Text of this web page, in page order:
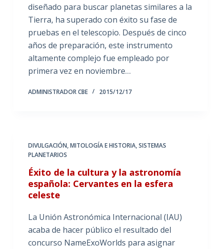
diseñado para buscar planetas similares a la
Tierra, ha superado con éxito su fase de
pruebas en el telescopio. Después de cinco
años de preparación, este instrumento
altamente complejo fue empleado por
primera vez en noviembre…
ADMINISTRADOR CBE 2015/12/17
DIVULGACIÓN,MITOLOGÍA E HISTORIA,SISTEMAS
PLANETARIOS
Éxito de la cultura y la astronomía
española: Cervantes en la esfera
celeste
La Unión Astronómica Internacional (IAU)
acaba de hacer público el resultado del
concurso NameExoWorlds para asignar